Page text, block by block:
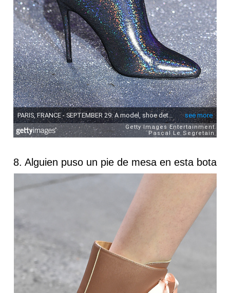
8. Alguien puso un pie de mesa en esta bota